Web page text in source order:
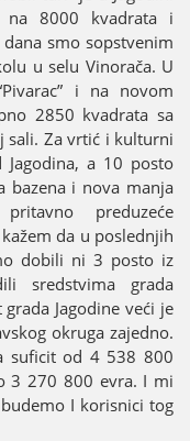
na 8000 kvadrata i
smo sopstvenim
u selu Vinorača. U
i na novom
2850 kvadrata sa
sali. Za vrtić i kulturni
Јagodina, a 10 posto
bazena i nova manja
preduzeće
da u poslednjih
dobili ni 3 posto iz
sredstvima grada
Јagodine veći јe
okruga zaјedno.
suficit od 4 538 800
3 270 800 evra. I mi
I korisnici tog